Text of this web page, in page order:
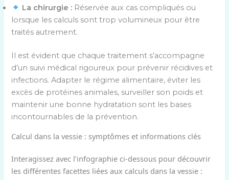
La chirurgie : Réservée aux cas compliqués ou
lorsque les calculs sont trop volumineux pour être
traités autrement.
Il est évident que chaque traitement s’accompagne
d’un suivi médical rigoureux pour prévenir récidives et
infections. Adapter le régime alimentaire, éviter les
excès de protéines animales, surveiller son poids et
maintenir une bonne hydratation sont les bases
incontournables de la prévention.
Calcul dans la vessie : symptômes et informations clés
Interagissez avec l’infographie ci-dessous pour découvrir
les différentes facettes liées aux calculs dans la vessie :